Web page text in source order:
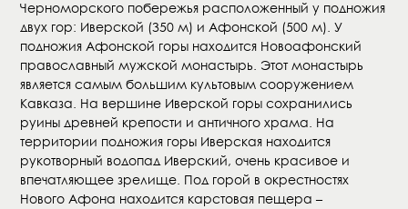
Черноморского побережья расположенный у подножия
двух гор: Иверской (350 м) и Афонской (500 м). У
подножия Афонской горы находится Новоафонский
православный мужской монастырь. Этот монастырь
является самым большим культовым сооружением
Кавказа. На вершине Иверской горы сохранились
руины древней крепости и античного храма. На
территории подножия горы Иверская находится
рукотворный водопад Иверский, очень красивое и
впечатляющее зрелище. Под горой в окрестностях
Нового Афона находится карстовая пещера –